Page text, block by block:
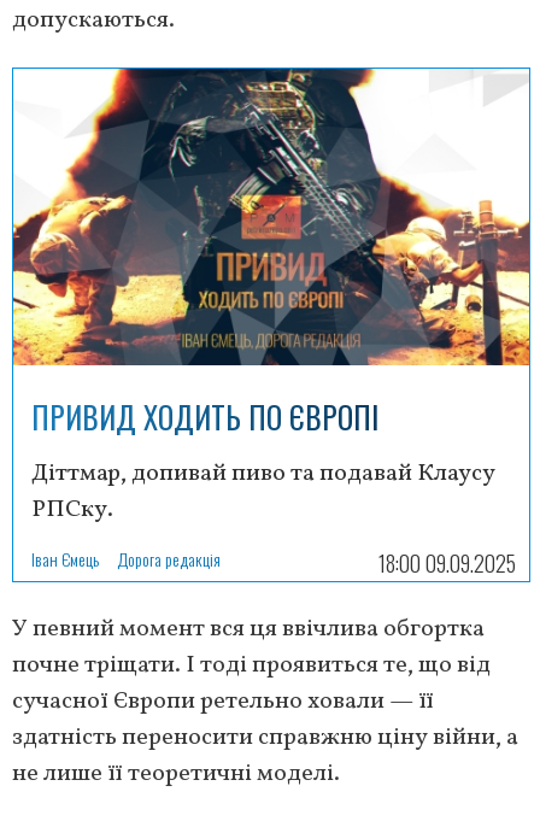
допускаються.
ПРИВИД ХОДИТЬ ПО ЄВРОПІ
Діттмар, допивай пиво та подавай Клаусу
РПСку.
Іван Ємець Дорога редакція 18:00 09.09.2025
У певний момент вся ця ввічлива обгортка
почне тріщати. І тоді проявиться те, що від
сучасної Європи ретельно ховали — її
здатність переносити справжню ціну війни, а
не лише її теоретичні моделі.